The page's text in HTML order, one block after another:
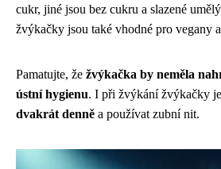
cukr, jiné jsou bez cukru a slazené
žvýkačky jsou také vhodné pro vegany
Pamatujte, že žvýkačka by neměla
ústní hygienu. I při žvýkání žvýkačky
dvakrát denně a používat zubní nit.